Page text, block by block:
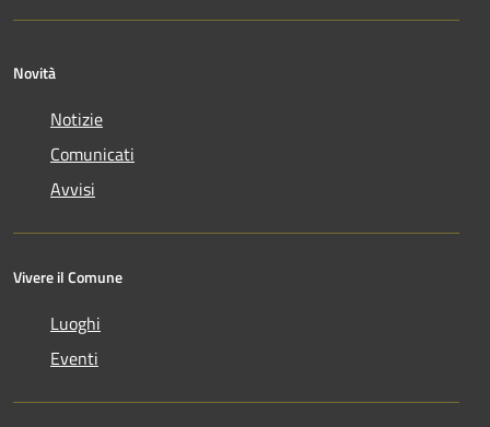
Novità
Notizie
Comunicati
Avvisi
Vivere il Comune
Luoghi
Eventi